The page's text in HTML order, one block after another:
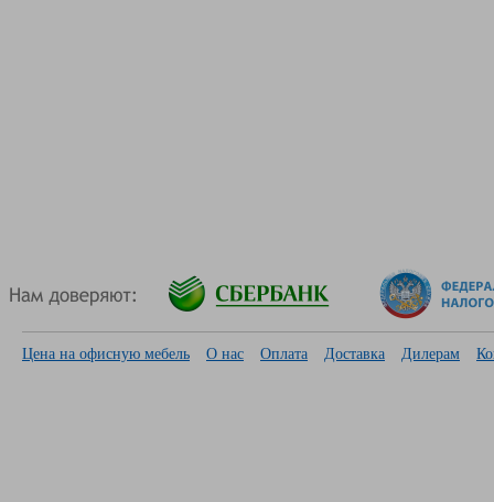
Цена на офисную мебель О нас Оплата Доставка Дилерам